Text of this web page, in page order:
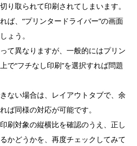
り取られて印刷されてしまいます。
ば、“プリンタードライバー”の画面
ょう。
て異なりますが、一般的にはプリン
で“フチなし印刷”を選択すれば問題
ない場合は、レイアウトタブで、余
ば同様の対応が可能です。
刷対象の縦横比を確認のうえ、正し
かどうかを、再度チェックしてみて